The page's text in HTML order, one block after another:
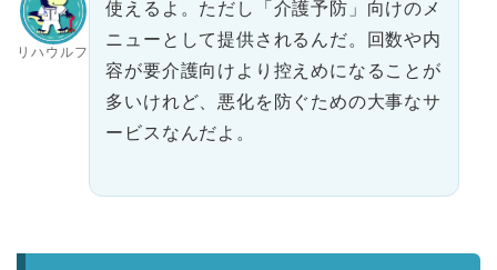
リハウルフ
使えるよ。ただし「介護予防」向けのメ
ニューとして提供されるんだ。回数や内
容が要介護向けより控えめになることが
多いけれど、悪化を防ぐための大事なサ
ービスなんだよ。